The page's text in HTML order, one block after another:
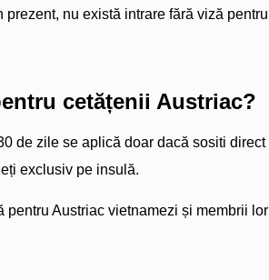
nu există intrare fără viză pentru
cetățenii Austriac?
de zile se aplică doar dacă sositi direct
exclusiv pe insulă.
Austriac vietnamezi și membrii lor